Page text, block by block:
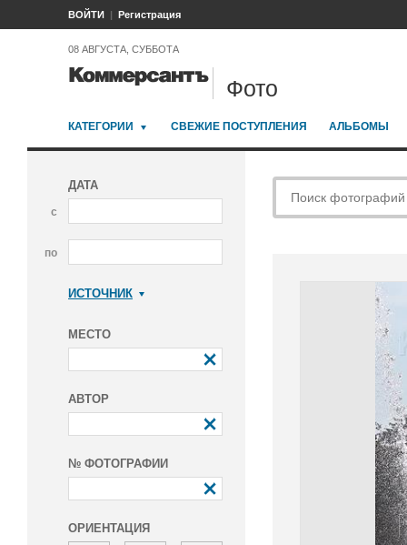
ВОЙТИ Регистрация
08 АВГУСТА, СУББОТА
Фото
КАТЕГОРИИ СВЕЖИЕ ПОСТУПЛЕНИЯ АЛЬБОМЫ
ДАТА
с
по
ИСТОЧНИК
МЕСТО
АВТОР
№ ФОТОГРАФИИ
ОРИЕНТАЦИЯ